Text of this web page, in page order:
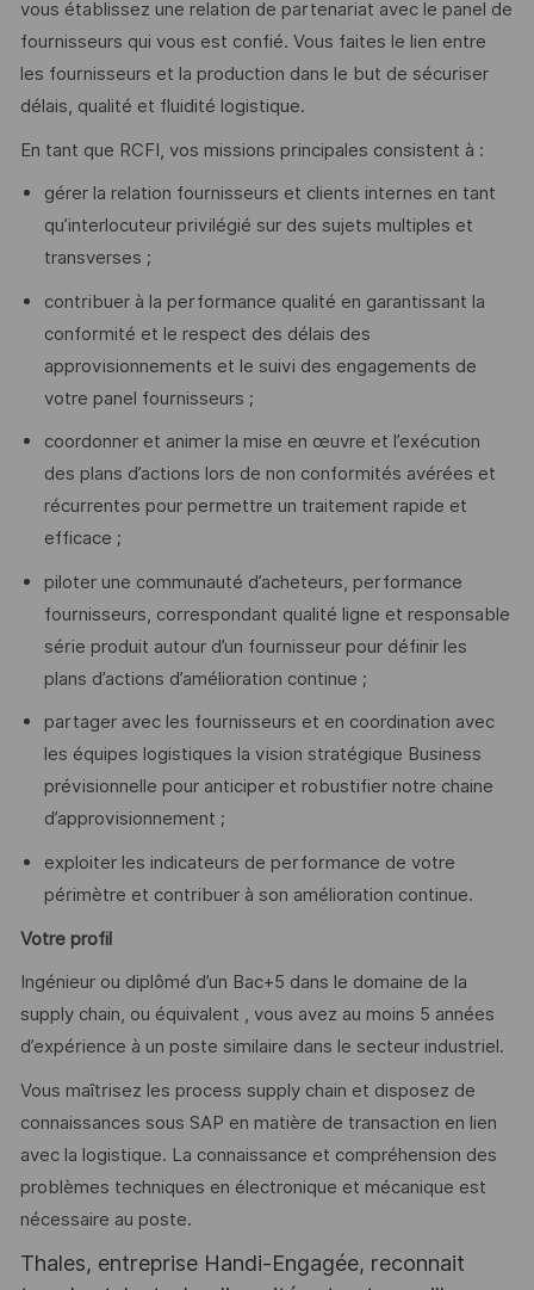
vous établissez une relation de partenariat avec le panel de
fournisseurs qui vous est confié. Vous faites le lien entre
les fournisseurs et la production dans le but de sécuriser
délais, qualité et fluidité logistique.
En tant que RCFI, vos missions principales consistent à :
gérer la relation fournisseurs et clients internes en tant
qu’interlocuteur privilégié sur des sujets multiples et
transverses ;
contribuer à la performance qualité en garantissant la
conformité et le respect des délais des
approvisionnements et le suivi des engagements de
votre panel fournisseurs ;
coordonner et animer la mise en œuvre et l’exécution
des plans d’actions lors de non conformités avérées et
récurrentes pour permettre un traitement rapide et
efficace ;
piloter une communauté d’acheteurs, performance
fournisseurs, correspondant qualité ligne et responsable
série produit autour d’un fournisseur pour définir les
plans d’actions d’amélioration continue ;
partager avec les fournisseurs et en coordination avec
les équipes logistiques la vision stratégique Business
prévisionnelle pour anticiper et robustifier notre chaine
d’approvisionnement ;
exploiter les indicateurs de performance de votre
périmètre et contribuer à son amélioration continue.
Votre profil
Ingénieur ou diplômé d’un Bac+5 dans le domaine de la
supply chain, ou équivalent , vous avez au moins 5 années
d’expérience à un poste similaire dans le secteur industriel.
Vous maîtrisez les process supply chain et disposez de
connaissances sous SAP en matière de transaction en lien
avec la logistique. La connaissance et compréhension des
problèmes techniques en électronique et mécanique est
nécessaire au poste.
Thales, entreprise Handi-Engagée, reconnait